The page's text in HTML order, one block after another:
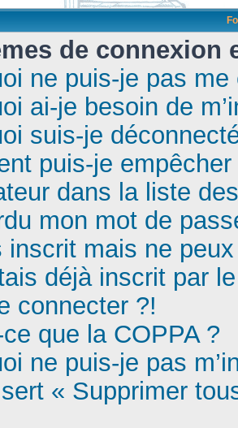
de connexion
ne puis-je pas
ai-je besoin de
suis-je
puis-je
dans la liste
mon mot de
inscrit mais ne
déjà inscrit par
connecter ?!
ce que la COPPA ?
ne puis-je pas
« Supprimer